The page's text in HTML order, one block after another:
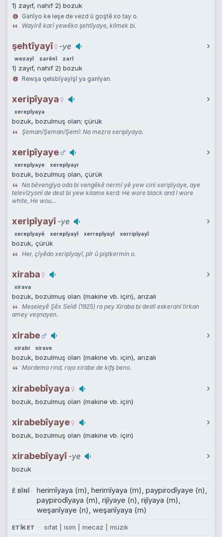
1) zayıf, nahif 2) bozuk
Ganîyo ke leşe de vezd û goştê xo tay o.
Wayîrê karî yewêko şehtîyaye, kilmek bi.
şehtîyayî -ye ›
wezayî zarênî zarî
1) zayıf, nahif 2) bozuk
Rewşa qelsbîyayîşî ya ganîyan.
xeripîyaya ›
xerepîyaya
bozuk, bozulmuş olan; çürük
Şeman/Şeman/Şemî: Na mezra xeripîyaya.
xeripîyaye ›
xerepîyaye xerepîyayi
bozuk, bozulmuş olan, çürük
Na bêvengîya oda bi vengêkê nermî yê yew cinî xeripîyaye, aye
televîzyonî de dest bi yew kilame kerd: He wore black and I wore
white, He wou...
xeripîyayî -ye ›
xerepîyayê xerepîyayî xerrepîyayî xerripîyayî
bozuk, çürük
Her, çîyêdo xeripîyayî, pîr û piştkermin o.
xiraba ›
xirava
bozuk, bozulmuş olan (makine vb. için), arızalı
Meseleyê Şêx Seîdî (1925) ra pey Xiraba bi destî eskeranî tirkan
amey veşnayen.
xirabe ›
xirabi xirave
bozuk, bozulmuş olan (makine vb. için), arızalı
Mordemo rind, roja xirabe de kifş beno.
xirabebîyaya ›
bozuk, bozulmuş olan (makine vb. için)
xirabebîyaye ›
bozuk, bozulmuş olan (makine vb. için)
xirabebîyayî -ye ›
bozuk
Ê BÎNÎ
herimîyaya (m), herimîyaya (m), paypirodîyaye (n),
paypirodîyaya (m), rijîyaye (n), rijîyaya (m),
weşanîyaye (n), weşanîyaya (m)
ETÎKET sıfat | isim | mecaz | müzik